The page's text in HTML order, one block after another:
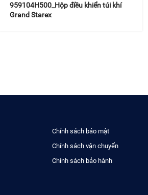
959104H500_Hộp điều khiển túi khí
Grand Starex
Chính sách bảo mật
Chính sách vận chuyển
Chính sách bảo hành